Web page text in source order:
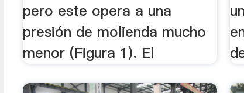
pero este opera a una
presión de molienda mucho
menor (Figura 1). El